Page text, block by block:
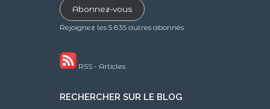
mailAbonnez-vous
Rejoignez les 5 835 autres abonnés
RSS - Articles
RECHERCHER SUR LE BLOG